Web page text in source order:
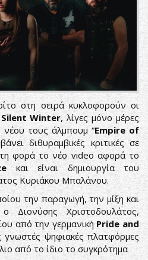
στη σειρά κυκλοφορούν οι
Silent Winter, λίγες μόνο μέρες
νέου τους άλμπουμ “Empire of
διθυραμβικές κριτικές σε
τη φορά το νέο video αφορά το
και είναι δημιουργία του
Κυριάκου Μπαλάνου.
την παραγωγή, την μίξη και
Διονύσης Χριστοδουλάτος,
από την γερμανικήPride and
ψηφιακές πλατφόρμες
από το ίδιο το συγκρότημα